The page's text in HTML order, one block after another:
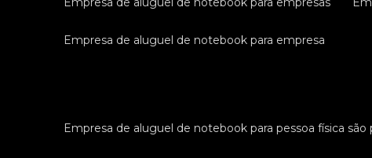
empresa de aluguel de notebook para empresa
empresa de aluguel de notebook para pessoa física são